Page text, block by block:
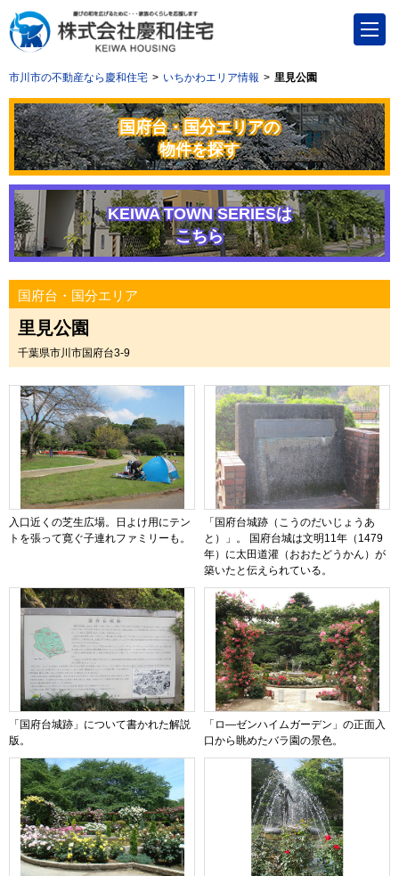
市川市の不動産なら慶和住宅 いちかわエリア情報 里見公園
国府台・国分エリアの
物件を探す
KEIWA TOWN SERIESは
こちら
国府台・国分エリア
里見公園
千葉県市川市国府台3-9
入口近くの芝生広場。日よけ用にテン
トを張って寛ぐ子連れファミリーも。
「国府台城跡（こうのだいじょうあ
と）」。 国府台城は文明11年（1479
年）に太田道灌（おおたどうかん）が
築いたと伝えられている。
「国府台城跡」について書かれた解説
版。
「ロ―ゼンハイムガーデン」の正面入
口から眺めたバラ園の景色。